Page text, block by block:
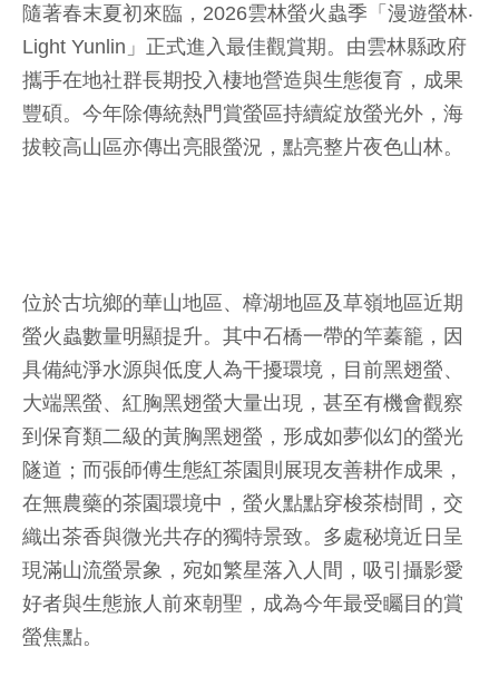
隨著春末夏初來臨，2026雲林螢火蟲季「漫遊螢林‧
Light Yunlin」正式進入最佳觀賞期。由雲林縣政府
攜手在地社群長期投入棲地營造與生態復育，成果
豐碩。今年除傳統熱門賞螢區持續綻放螢光外，海
拔較高山區亦傳出亮眼螢況，點亮整片夜色山林。
位於古坑鄉的華山地區、樟湖地區及草嶺地區近期
螢火蟲數量明顯提升。其中石橋一帶的竿蓁籠，因
具備純淨水源與低度人為干擾環境，目前黑翅螢、
大端黑螢、紅胸黑翅螢大量出現，甚至有機會觀察
到保育類二級的黃胸黑翅螢，形成如夢似幻的螢光
隧道；而張師傅生態紅茶園則展現友善耕作成果，
在無農藥的茶園環境中，螢火點點穿梭茶樹間，交
織出茶香與微光共存的獨特景致。多處秘境近日呈
現滿山流螢景象，宛如繁星落入人間，吸引攝影愛
好者與生態旅人前來朝聖，成為今年最受矚目的賞
螢焦點。